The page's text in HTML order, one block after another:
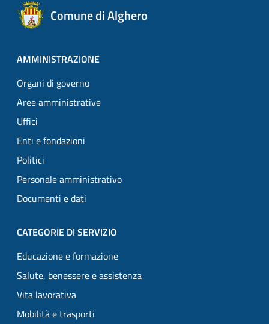
Comune di Alghero
AMMINISTRAZIONE
Organi di governo
Aree amministrative
Uffici
Enti e fondazioni
Politici
Personale amministrativo
Documenti e dati
CATEGORIE DI SERVIZIO
Educazione e formazione
Salute, benessere e assistenza
Vita lavorativa
Mobilità e trasporti